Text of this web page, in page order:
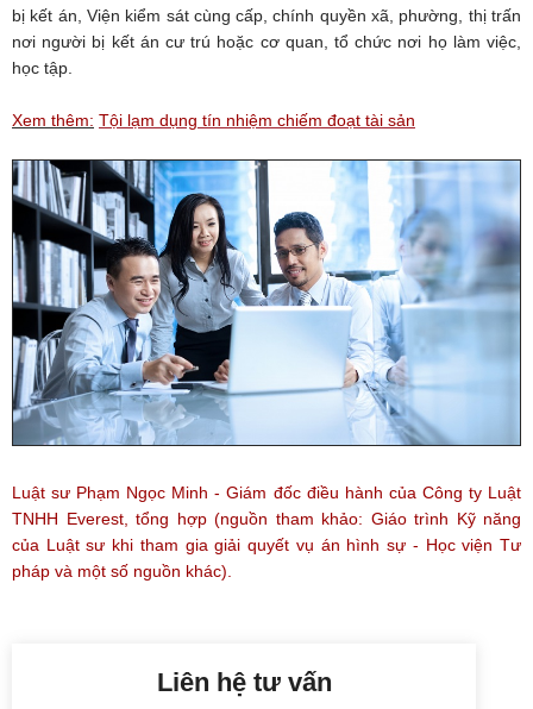
bị kết án, Viện kiểm sát cùng cấp, chính quyền xã, phường, thị trấn
nơi người bị kết án cư trú hoặc cơ quan, tổ chức nơi họ làm việc,
học tập.
Xem thêm: Tội lạm dụng tín nhiệm chiếm đoạt tài sản
Luật sư Phạm Ngọc Minh - Giám đốc điều hành của Công ty Luật
TNHH Everest, tổng hợp (nguồn tham khảo: Giáo trình Kỹ năng
của Luật sư khi tham gia giải quyết vụ án hình sự - Học viện Tư
pháp và một số nguồn khác).
Liên hệ tư vấn